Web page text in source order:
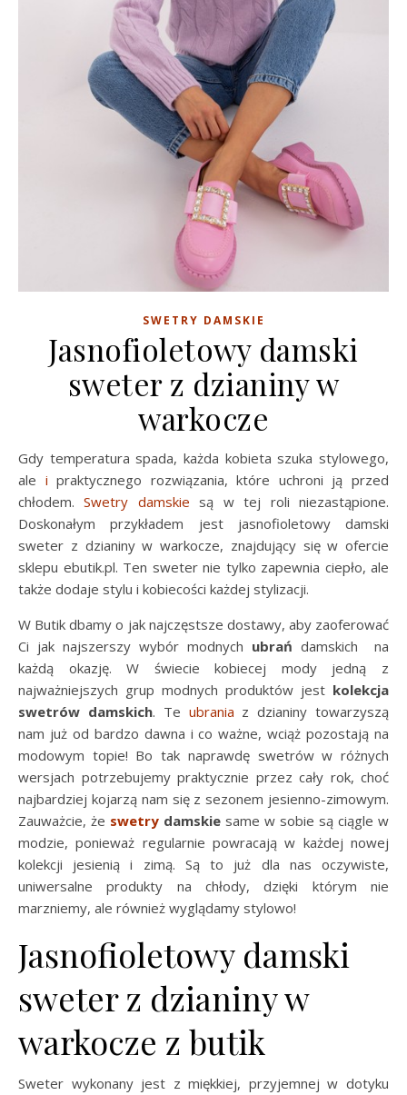
SWETRY DAMSKIE
Jasnofioletowy damski
sweter z dzianiny w
warkocze
Gdy temperatura spada, każda kobieta szuka stylowego,
ale i praktycznego rozwiązania, które uchroni ją przed
chłodem.Swetry damskie są w tej roli niezastąpione.
Doskonałym przykładem jest jasnofioletowy damski
sweter z dzianiny w warkocze, znajdujący się w ofercie
sklepu ebutik.pl. Ten sweter nie tylko zapewnia ciepło, ale
także dodaje stylu i kobiecości każdej stylizacji.
W Butik dbamy o jak najczęstsze dostawy, aby zaoferować
Ci jak najszerszy wybór modnych ubrań damskich na
każdą okazję. W świecie kobiecej mody jedną z
najważniejszych grup modnych produktów jest kolekcja
swetrów damskich. Te ubrania z dzianiny towarzyszą
nam już od bardzo dawna i co ważne, wciąż pozostają na
modowym topie! Bo tak naprawdę swetrów w różnych
wersjach potrzebujemy praktycznie przez cały rok, choć
najbardziej kojarzą nam się z sezonem jesienno-zimowym.
Zauważcie, że swetry damskie same w sobie są ciągle w
modzie, ponieważ regularnie powracają w każdej nowej
kolekcji jesienią i zimą. Są to już dla nas oczywiste,
uniwersalne produkty na chłody, dzięki którym nie
marzniemy, ale również wyglądamy stylowo!
Jasnofioletowy damski
sweter z dzianiny w
warkocze z butik
Sweter wykonany jest z miękkiej, przyjemnej w dotyku